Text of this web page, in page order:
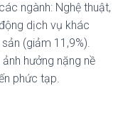
ngành: Nghệ thuật,
dịch vụ khác
(giảm 11,9%).
hưởng nặng nề
phức tạp.